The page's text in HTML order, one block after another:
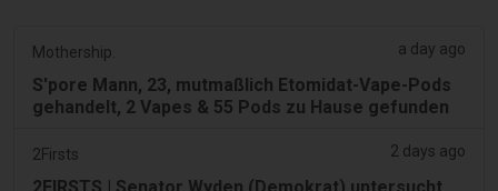
Mothership. a day ago
S'pore Mann, 23, mutmaßlich Etomidat-Vape-Pods
gehandelt, 2 Vapes & 55 Pods zu Hause gefunden
2Firsts 2 days ago